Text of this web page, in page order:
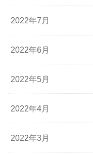
2022年7月
2022年6月
2022年5月
2022年4月
2022年3月